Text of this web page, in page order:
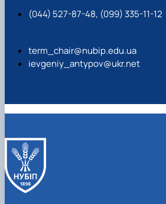
(044) 527-87-48, (099) 335-11-12
term_chair@nubip.edu.ua
ievgeniy_antypov@ukr.net